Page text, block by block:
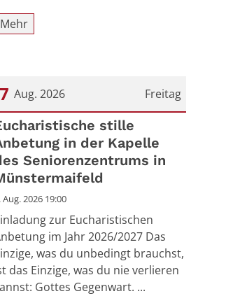
Mehr
Freitag
7 Aug. 2026
7. August 2026stille
in der Kapelle
Seniorenzentrums in
Aug. 2026 19:00
zur Eucharistischen
im Jahr 2026/2027 Das
was du unbedingt brauchst,
das Einzige, was du nie verlieren
Gottes Gegenwart. ...